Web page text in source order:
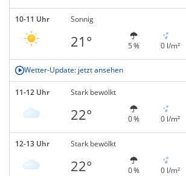
10-11 Uhr Sonnig
21° 5 % 0 l/m²
Wetter-Update: jetzt ansehen
11-12 Uhr Stark bewölkt
22° 0 % 0 l/m²
12-13 Uhr Stark bewölkt
22° 0 % 0 l/m²